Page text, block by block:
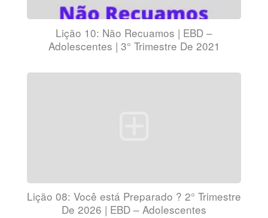
Lição 10: Não Recuamos | EBD –
Adolescentes | 3° Trimestre De 2021
Lição 08: Você está Preparado ? 2° Trimestre
De 2026 | EBD – Adolescentes